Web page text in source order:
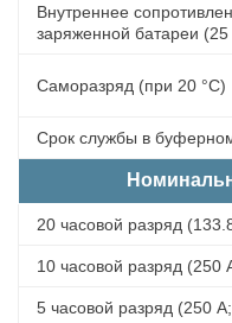
Внутреннее
заряженной батареи (25
Саморазряд (при 20 °С)
Срок службы в
20 часовой разряд
10 часовой разряд (250
5 часовой разряд (250